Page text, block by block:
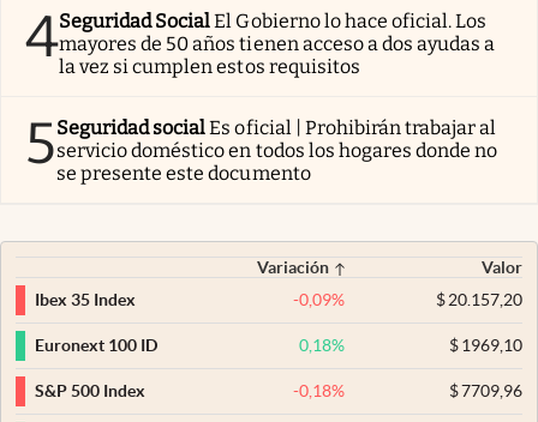
4Seguridad SocialEl Gobierno lo hace oficial. Los
mayores de 50 años tienen acceso a dos ayudas a
la vez si cumplen estos requisitos
5Seguridad socialEs oficial | Prohibirán trabajar al
servicio doméstico en todos los hogares donde no
se presente este documento
Variación
Valor
Ibex 35 Index
-0,09% $20.157,20
Euronext 100 ID 0,18% $1969,10
S&P 500 Index -0,18% $7709,96